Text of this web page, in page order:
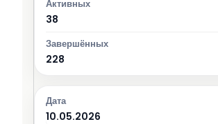
38
228
10.05.2026